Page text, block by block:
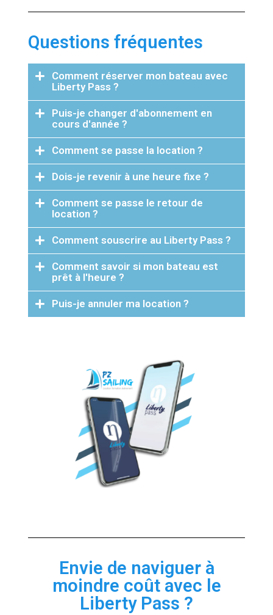
Questions fréquentes
Comment réserver mon bateau avec
Liberty Pass ?
Puis-je changer d'abonnement en
cours d'année ?
Comment se passe la location ?
Dois-je revenir à une heure fixe ?
Comment se passe le retour de
location ?
Comment souscrire au Liberty Pass ?
Comment savoir si mon bateau est
prêt à l'heure ?
Puis-je annuler ma location ?
Envie de naviguer à
moindre coût avec le
Liberty Pass ?